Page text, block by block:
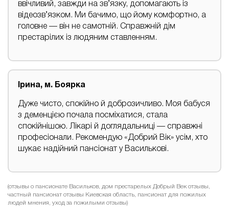
ввічливий, завжди на зв’язку, допомагають із
відеозв’язком. Ми бачимо, що йому комфортно, а
головне — він не самотній. Справжній дім
престарілих із людяним ставленням.
Ірина, м. Боярка
Дуже чисто, спокійно й доброзичливо. Моя бабуся
з деменцією почала посміхатися, стала
спокійнішою. Лікарі й доглядальниці — справжні
професіонали. Рекомендую «Добрий Вік» усім, хто
шукає надійний пансіонат у Василькові.
(отзывы о пансионате Васильков, дом престарелых Добрый Век отзывы,
частный пансионат отзывы Киевская область, пансионат для пожилых
людей мнения, уход за пожилыми отзывы)